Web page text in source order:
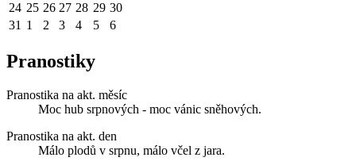
24 25 26 27 28 29 30
31 1 2 3 4 5 6
Pranostiky
Pranostika na akt. měsíc
Moc hub srpnových - moc vánic sněhových.
Pranostika na akt. den
Málo plodů v srpnu, málo včel z jara.